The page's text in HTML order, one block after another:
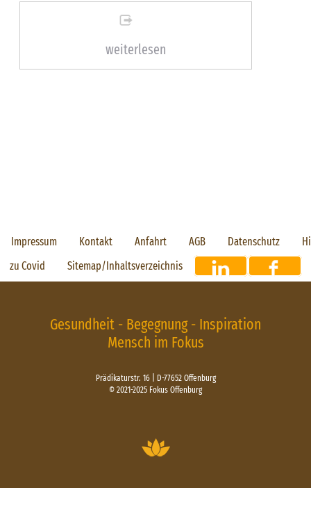
weiterlesen
Impressum Kontakt Anfahrt AGB Datenschutz
zu Covid
Sitemap/Inhaltsverzeichnis
Gesundheit - Begegnung - Inspiration
Mensch im Fokus
Prädikaturstr. 16 | D-77652 Offenburg
© 2021-2025 Fokus Offenburg